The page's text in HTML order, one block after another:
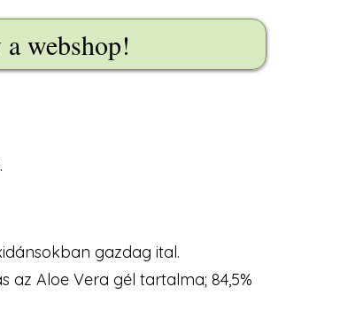
webshop!
gazdag ital.
az Aloe Vera gél tartalma; 84,5%